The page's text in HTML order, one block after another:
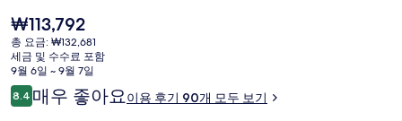
하
이
뎬
의
리해요.
현
재
가
격
은
₩113,792
₩113,792
총 요금: ₩132,681
세금 및 수수료 포함
9월 6일 ~ 9월 7일
이
용
8.410점 만점 중 8.4점.
매우 좋아요이용 후기 90개 모두 보기